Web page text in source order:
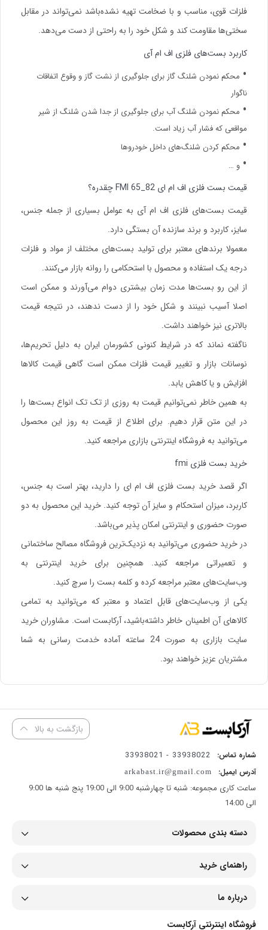
فلزات قوی، مناسب و با ضخامت تهیه نشده‌باشد نمی‌تواند در مقابل
سختی‌ها مقاومت کند و شکل خود را به راحتی از دست می‌دهد.
کاربرد بست‌های فلزی اف ام آی
محکم نمودن شلنگ گاز برای جلوگیری از نشت گاز و وقوع اتفاقات
ناگوار
محکم نمودن شلنگ آب برای جلوگیری از جدا شدن شلنگ از شیر
مواقعی که فشار آب زیاد است.
محکم کردن شلنگ‌های داخل خودروها
و …
قیمت بست فلزی اف ام ای 82_65 FMI چقدره؟
قیمت بست‌های فلزی اف ام آی به عوامل بسیاری از جمله جنس،
سایز، کاربرد و برند سازنده آن بستگی دارد.
معمولا برندهای معتبر برای تولید بست‌های مختلف از مواد و فلزات
درجه یک استفاده و محصول با استحکامی را روانه بازار می‌کنند.
از این رو بست‌ها مدت زمان بیشتری دوام می‌آورند و ممکن است
اصلا آسیب نبینند و شکل خود را از دست ندهند، در نتیجه قیمت
بالاتری نیز خواهند داشت.
ناگفته نماند که در شرایط کنونی کشورمان ایران به دلیل تحریم‌ها،
نوسانات بازار و تغییر قیمت فلزات ممکن است گاهی قیمت کالاها
افزایش و یا کاهش یابد.
به همین خاطر نمی‌توانیم قیمت به روزی از تک تک انواع بست‌ها را
در این متن قرار دهیم. برای اطلاع از قیمت به روز این محصول
می‌توانید به فروشگاه اینترنتی بازاری مراجعه کنید.
خرید بست فلزی fmi
اگر قصد خرید بست فلزی اف ام ای را دارید، بهتر است به جنس،
کاربرد، میزان استحکام و سایز آن توجه کنید. خرید این محصول به دو
صورت حضوری و اینترنتی امکان پذیر می‌باشد.
در خرید حضوری می‌توانید به نزدیک‌ترین فروشگاه مصالح ساختمانی
و تعمیراتی مراجعه کنید. همچنین برای خرید اینترنتی به
وب‌سایت‌های معتبر مراجعه کرده و کلمه بست را سرچ کنید.
یکی از وب‌سایت‌های قابل اعتماد و معتبر که می‌توانید به تمامی
کالاهای آن اطمینان خاطر داشته‌باشید، آرکابست است. مشاوران خرید
سایت بازاری به صورت 24 ساعته آماده خدمت رسانی به شما
مشتریان عزیز خواهند بود.
بازگشت به بالا
شماره تماس: 33938022 - 33938021
آدرس ایمیل: arkabast.ir@gmail.com
ساعت کاری مجموعه: شنبه تا چهارشنبه 9:00 الی 19:00 پنج شنبه ها 9:00
الی 14:00
دسته بندی محصولات
راهنمای خرید
درباره ما
فروشگاه اینترنتی آرکابست